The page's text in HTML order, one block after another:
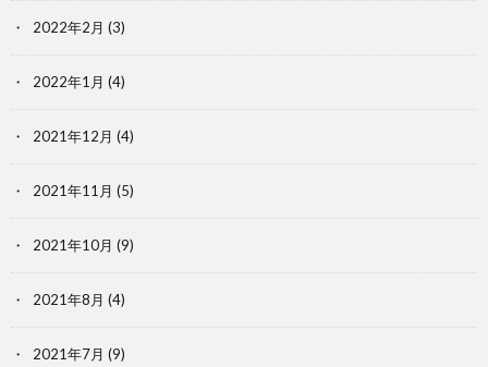
2022年2月 (3)
2022年1月 (4)
2021年12月 (4)
2021年11月 (5)
2021年10月 (9)
2021年8月 (4)
2021年7月 (9)